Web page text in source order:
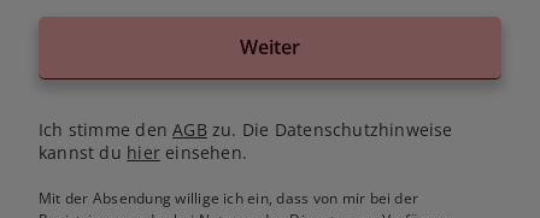
Weiter
Ich stimme denAGB zu. Die Datenschutzhinweise
kannst du hiereinsehen.
Mit der Absendung willige ich ein, dass von mir bei der